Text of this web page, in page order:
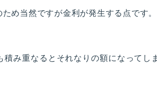
め当然ですが金利が発生する点です。
み重なるとそれなりの額になってし